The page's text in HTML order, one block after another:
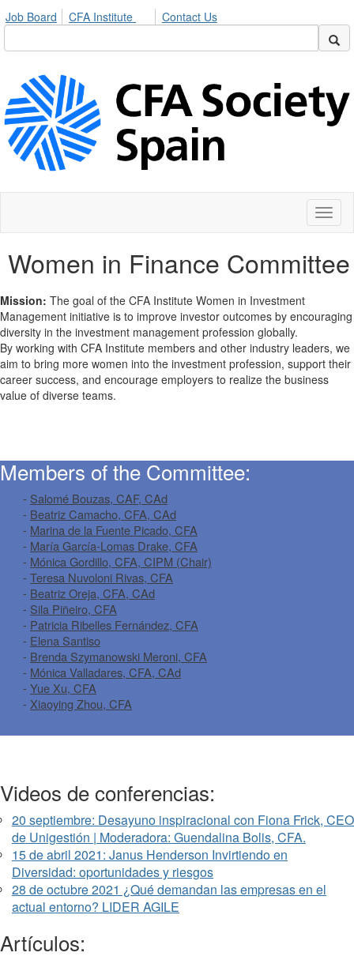
Job Board CFA Institute Contact Us
Women in Finance Committee
Mission: The goal of the CFA Institute Women in Investment
Management initiative is to improve investor outcomes by encouraging
diversity in the investment management profession globally.
By working with CFA Institute members and other industry leaders, we
aim to bring more women into the investment profession, support their
career success, and encourage employers to realize the business
value of diverse teams.
Members of the Committee:
- Salomé Bouzas, CAF, CAd
- Beatriz Camacho, CFA, CAd
- Marina de la Fuente Picado, CFA
- María García-Lomas Drake, CFA
- Mónica Gordillo, CFA, CIPM (Chair)
- Teresa Nuvoloni Rivas, CFA
- Beatriz Oreja, CFA, CAd
- Sila Piñeiro, CFA
- Patricia Ribelles Fernández, CFA
- Elena Santiso
- Brenda Szymanowski Meroni, CFA
- Mónica Valladares, CFA, CAd
- Yue Xu, CFA
- Xiaoying Zhou, CFA
Videos de conferencias:
20 septiembre: Desayuno inspiracional con Fiona Frick, CEO
de Unigestión | Moderadora: Guendalina Bolis, CFA.
15 de abril 2021: Janus Henderson Invirtiendo en
Diversidad: oportunidades y riesgos
28 de octubre 2021 ¿Qué demandan las empresas en el
actual entorno? LIDER AGILE
Artículos: